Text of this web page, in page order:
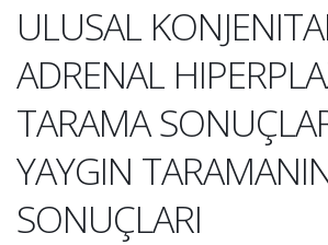
ULUSAL
ADRENAL
TARAMA
YAYGIN
SONUÇLARI